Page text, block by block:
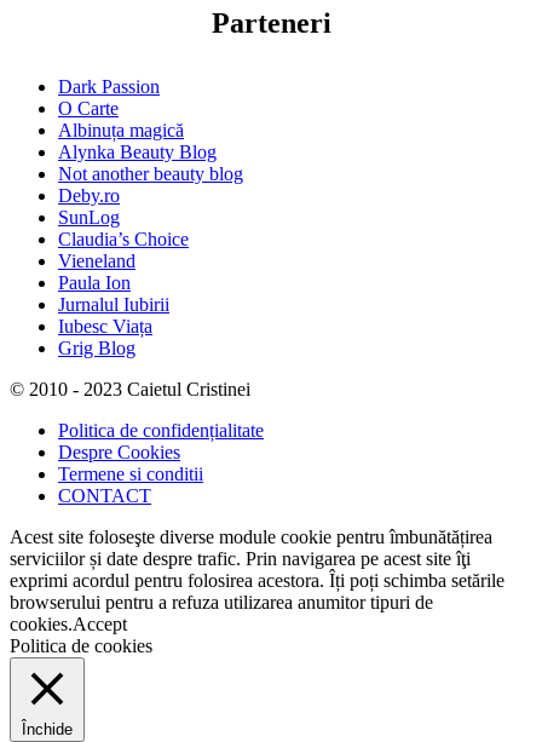
Parteneri
Dark Passion
O Carte
Albinuța magică
Alynka Beauty Blog
Not another beauty blog
Deby.ro
SunLog
Claudia’s Choice
Vieneland
Paula Ion
Jurnalul Iubirii
Iubesc Viața
Grig Blog
© 2010 - 2023 Caietul Cristinei
Politica de confidențialitate
Despre Cookies
Termene si conditii
CONTACT
Acest site foloseşte diverse module cookie pentru îmbunătățirea
serviciilor și date despre trafic. Prin navigarea pe acest site îţi
exprimi acordul pentru folosirea acestora. Îți poți schimba setările
browserului pentru a refuza utilizarea anumitor tipuri de
cookies.Accept
Politica de cookies
Închide